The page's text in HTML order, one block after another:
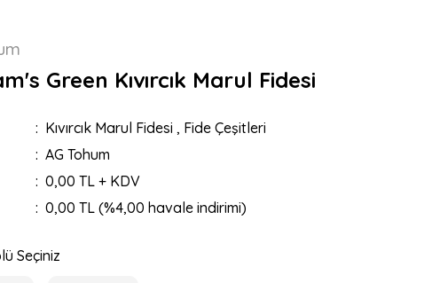
Green Kıvırcık Marul Fidesi
Kıvırcık Marul Fidesi , Fide Çeşitleri
AG Tohum
0,00 TL + KDV
0,00 TL (%4,00 havale indirimi)
Seçiniz